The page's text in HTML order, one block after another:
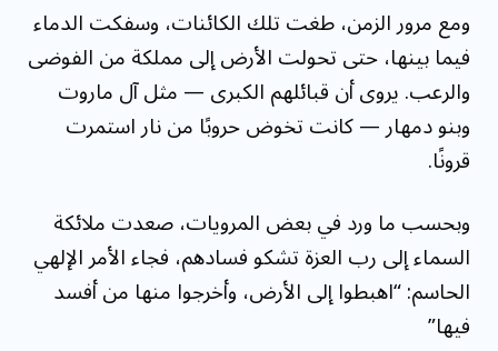
ومع مرور الزمن، طغت تلك الكائنات، وسفكت الدماء
فيما بينها، حتى تحولت الأرض إلى مملكة من الفوضى
والرعب. يروى أن قبائلهم الكبرى — مثل آل ماروت
وبنو دمهار — كانت تخوض حروبًا من نار استمرت
قرونًا.
وبحسب ما ورد في بعض المرويات، صعدت ملائكة
السماء إلى رب العزة تشكو فسادهم، فجاء الأمر الإلهي
الحاسم: “اهبطوا إلى الأرض، وأخرجوا منها من أفسد
فيها”